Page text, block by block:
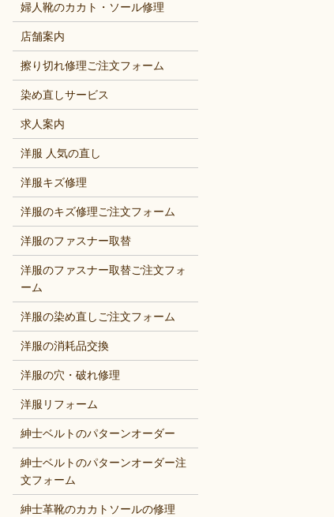
婦人靴のカカト・ソール修理
店舗案内
擦り切れ修理ご注文フォーム
染め直しサービス
求人案内
洋服 人気の直し
洋服キズ修理
洋服のキズ修理ご注文フォーム
洋服のファスナー取替
洋服のファスナー取替ご注文フォ
ーム
洋服の染め直しご注文フォーム
洋服の消耗品交換
洋服の穴・破れ修理
洋服リフォーム
紳士ベルトのパターンオーダー
紳士ベルトのパターンオーダー注
文フォーム
紳士革靴のカカトソールの修理